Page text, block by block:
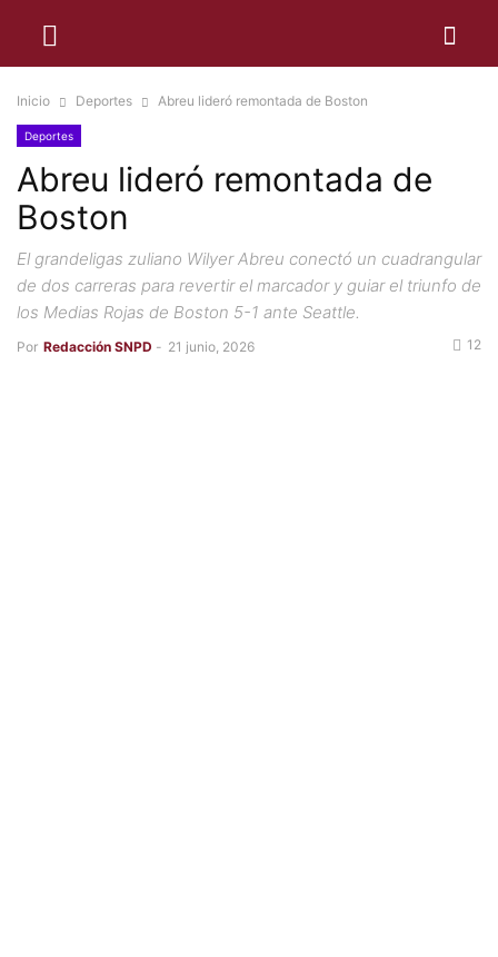
Inicio Deportes Abreu lideró remontada de Boston
Deportes
Abreu lideró remontada de
Boston
El grandeligas zuliano Wilyer Abreu conectó un cuadrangular
de dos carreras para revertir el marcador y guiar el triunfo de
los Medias Rojas de Boston 5-1 ante Seattle.
Por Redacción SNPD - 21 junio, 2026 12